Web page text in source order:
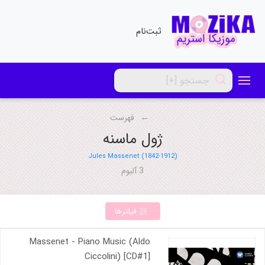
ثبت‌نام
فهرست
ژول ماسنه
Jules Massenet (1842-1912)
فیلترها
Massenet - Piano Music (Aldo
Ciccolini) [CD#1]